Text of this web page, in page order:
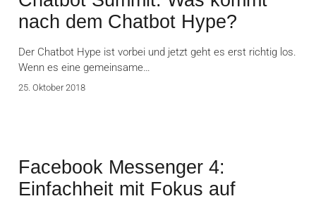
nach dem Chatbot Hype?
Der Chatbot Hype ist vorbei und jetzt geht es erst richtig los.
Wenn es eine gemeinsame…
25. Oktober 2018
Facebook Messenger 4:
Einfachheit mit Fokus auf